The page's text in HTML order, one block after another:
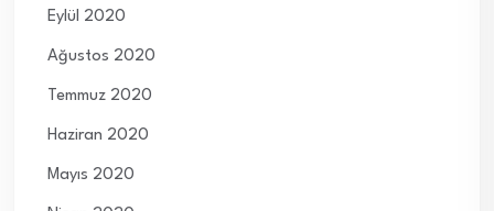
Eylül 2020
Ağustos 2020
Temmuz 2020
Haziran 2020
Mayıs 2020